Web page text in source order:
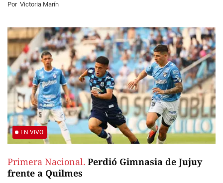
Por Victoria Marín
EN VIVO
Primera Nacional. Perdió Gimnasia de Jujuy
frente a Quilmes